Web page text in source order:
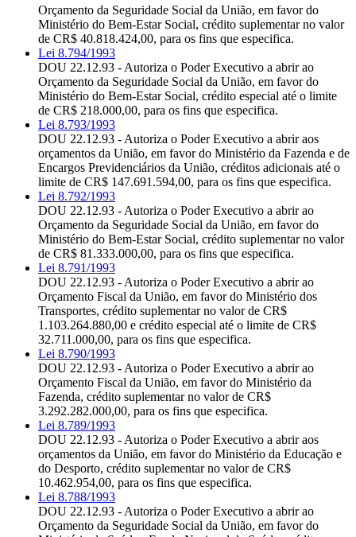
Orçamento da Seguridade Social da União, em favor do
Ministério do Bem-Estar Social, crédito suplementar no valor
de CR$ 40.818.424,00, para os fins que especifica.
Lei 8.794/1993
DOU 22.12.93 - Autoriza o Poder Executivo a abrir ao
Orçamento da Seguridade Social da União, em favor do
Ministério do Bem-Estar Social, crédito especial até o limite
de CR$ 218.000,00, para os fins que especifica.
Lei 8.793/1993
DOU 22.12.93 - Autoriza o Poder Executivo a abrir aos
orçamentos da União, em favor do Ministério da Fazenda e de
Encargos Previdenciários da União, créditos adicionais até o
limite de CR$ 147.691.594,00, para os fins que especifica.
Lei 8.792/1993
DOU 22.12.93 - Autoriza o Poder Executivo a abrir ao
Orçamento da Seguridade Social da União, em favor do
Ministério do Bem-Estar Social, crédito suplementar no valor
de CR$ 81.333.000,00, para os fins que especifica.
Lei 8.791/1993
DOU 22.12.93 - Autoriza o Poder Executivo a abrir ao
Orçamento Fiscal da União, em favor do Ministério dos
Transportes, crédito suplementar no valor de CR$
1.103.264.880,00 e crédito especial até o limite de CR$
32.711.000,00, para os fins que especifica.
Lei 8.790/1993
DOU 22.12.93 - Autoriza o Poder Executivo a abrir ao
Orçamento Fiscal da União, em favor do Ministério da
Fazenda, crédito suplementar no valor de CR$
3.292.282.000,00, para os fins que especifica.
Lei 8.789/1993
DOU 22.12.93 - Autoriza o Poder Executivo a abrir aos
orçamentos da União, em favor do Ministério da Educação e
do Desporto, crédito suplementar no valor de CR$
10.462.954,00, para os fins que especifica.
Lei 8.788/1993
DOU 22.12.93 - Autoriza o Poder Executivo a abrir ao
Orçamento da Seguridade Social da União, em favor do